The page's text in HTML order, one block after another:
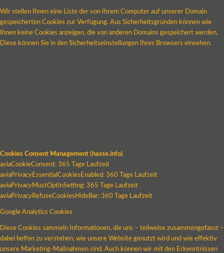
Wir stellen Ihnen eine Liste der von Ihrem Computer auf unserer Domain
gespeicherten Cookies zur Verfügung. Aus Sicherheitsgründen können wie
Ihnen keine Cookies anzeigen, die von anderen Domains gespeichert werden.
Diese können Sie in den Sicherheitseinstellungen Ihres Browsers einsehen.
Cookies Consent Management (hasse.info)
aviaCookieConsent: 365 Tage Laufzeit
aviaPrivacyEssentialCookiesEnabled: 360 Tage Laufzeit
aviaPrivacyMustOptInSetting: 365 Tage Laufzeit
aviaPrivacyRefuseCookiesHideBar: 360 Tage Laufzeit
Google Analytics Cookies
Diese Cookies sammeln Informationen, die uns – teilweise zusammengefasst –
dabei helfen zu verstehen, wie unsere Website genutzt wird und wie effektiv
unsere Marketing-Maßnahmen sind. Auch können wir mit den Erkenntnissen